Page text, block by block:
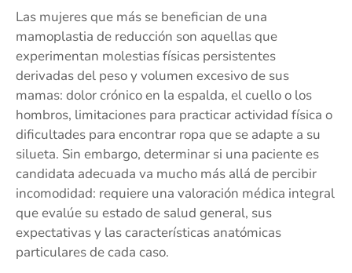
Las mujeres que más se benefician de una
mamoplastia de reducción son aquellas que
experimentan molestias físicas persistentes
derivadas del peso y volumen excesivo de sus
mamas: dolor crónico en la espalda, el cuello o los
hombros, limitaciones para practicar actividad física o
dificultades para encontrar ropa que se adapte a su
silueta. Sin embargo, determinar si una paciente es
candidata adecuada va mucho más allá de percibir
incomodidad: requiere una valoración médica integral
que evalúe su estado de salud general, sus
expectativas y las características anatómicas
particulares de cada caso.